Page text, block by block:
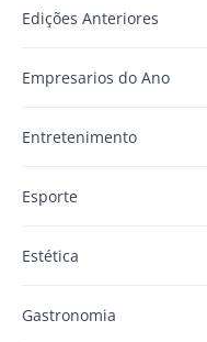
Edições Anteriores
Empresarios do Ano
Entretenimento
Esporte
Estética
Gastronomia